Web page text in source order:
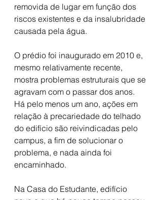
removida de lugar em função dos
riscos existentes e da insalubridade
causada pela água.
O prédio foi inaugurado em 2010 e,
mesmo relativamente recente,
mostra problemas estruturais que se
agravam com o passar dos anos.
Há pelo menos um ano, ações em
relação à precariedade do telhado
do edifício são reivindicadas pelo
campus, a fim de solucionar o
problema, e nada ainda foi
encaminhado.
Na Casa do Estudante, edifício